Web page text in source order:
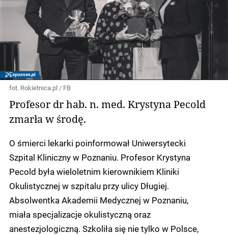
fot. Rokietnica.pl / FB
Profesor dr hab. n. med. Krystyna Pecold
zmarła w środę.
O śmierci lekarki poinformował Uniwersytecki
Szpital Kliniczny w Poznaniu. Profesor Krystyna
Pecold była wieloletnim kierownikiem Kliniki
Okulistycznej w szpitalu przy ulicy Długiej.
Absolwentka Akademii Medycznej w Poznaniu,
miała specjalizacje okulistyczną oraz
anestezjologiczną. Szkoliła się nie tylko w Polsce,